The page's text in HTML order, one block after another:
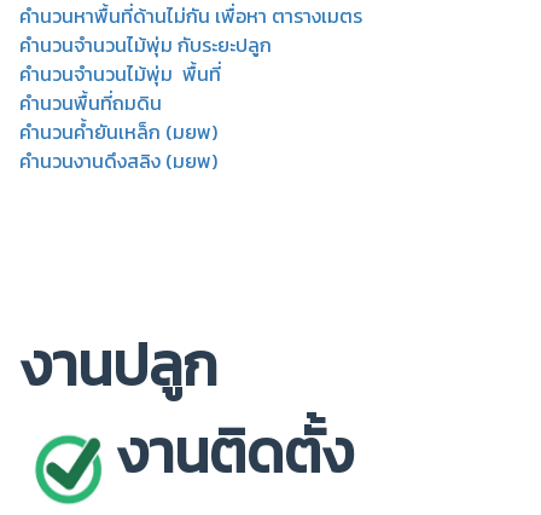
คำนวนหาพื้นที่ด้านไม่กัน เพื่อหา ตารางเมตร
คำนวนจำนวนไม้พุ่ม กับระยะปลูก
คำนวนจำนวนไม้พุ่ม พื้นที่
คำนวนพื้นที่ถมดิน
คำนวนค้ำยันเหล็ก (มยพ)
คำนวนงานดึงสลิง (มยพ)
งานปลูก
งานติดตั้ง